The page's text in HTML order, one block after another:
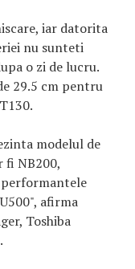
iar datorita
nu sunteti
o zi de lucru.
29.5 cm pentru
modelul de
fi NB200,
afirma
Toshiba